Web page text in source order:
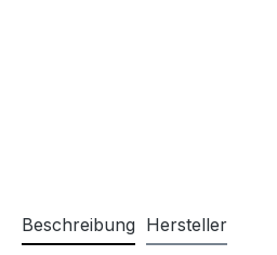
Beschreibung Hersteller